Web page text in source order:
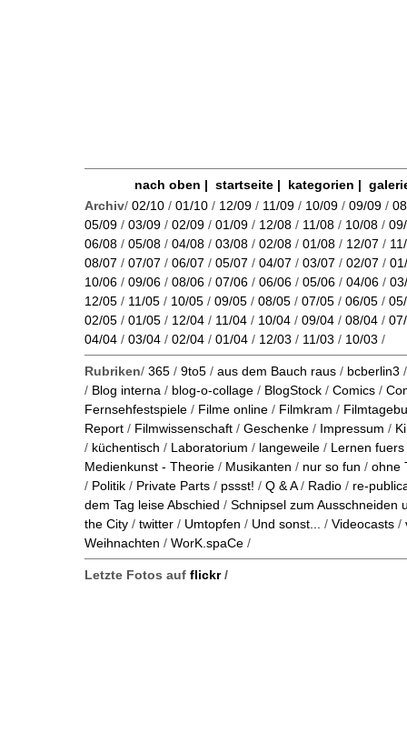
nach oben | startseite| kategorien |
Archiv/ 02/10 / 01/10 / 12/09 / 11/09 / 10/09 / 09/09 /
05/09 / 03/09 / 02/09 / 01/09 / 12/08 / 11/08 / 10/08 /
06/08 / 05/08 / 04/08 / 03/08 / 02/08 / 01/08 / 12/07 /
08/07 / 07/07 / 06/07 / 05/07 / 04/07 / 03/07 / 02/07 /
10/06 / 09/06 / 08/06 / 07/06 / 06/06 / 05/06 / 04/06 /
12/05 / 11/05 / 10/05 / 09/05 / 08/05 / 07/05 / 06/05 /
02/05 / 01/05 / 12/04 / 11/04 / 10/04 / 09/04 / 08/04 /
04/04 / 03/04 / 02/04 / 01/04 / 12/03 / 11/03 / 10/03 /
Rubriken/ 365 / 9to5 / aus dem Bauch raus / bcberlin3
/ Blog interna / blog-o-collage / BlogStock / Comics /
Fernsehfestspiele / Filme online / Filmkram /
Report / Filmwissenschaft / Geschenke / Impressum /
/ küchentisch / Laboratorium / langeweile / Lernen
Medienkunst - Theorie / Musikanten / nur so fun / ohne
/ Politik / Private Parts / pssst! / Q & A/ Radio / re-
dem Tag leise Abschied / Schnipsel zum Ausschneiden
the City / twitter / Umtopfen / Und sonst... / Videocasts /
Weihnachten / WorK.spaCe /
Letzte Fotos auf flickr/